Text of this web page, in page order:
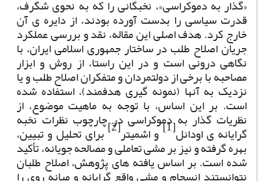
«گذار به دموکراسی»، نخبگانی را که به نحوی شگرف،
قدرت سیاسی را بدست آورده بودند، از دایره ی آن
خارج کرد. هدف اصلی این مقاله، نقد و بررسی عملکرد
جریان اصلاح طلب در ساختار جمهوری اسلامی ایران، با
نگاهی درونی است و در این راستا، از روش و ابزار
مصاحبه با برخی از دولتمردان و متفکران اصلاح طلب و یا
نزدیک به آنها (نمونه گیری هدفمند)، استفاده شده
است. بر این اساس، با توجه به ماهیت موضوع، از
نظریات گذار به دموکراسی در چارچوب نظرات نخبه
گرایانه ی اودانل[1] و اشمیتر[2] برای تحلیل و تبیین،
بهره گرفته و نیز بر مشی تعاملی و مصالحه جویانه، تأکید
شده است. بر اساس یافته های پژوهش، اصلاح طلبان